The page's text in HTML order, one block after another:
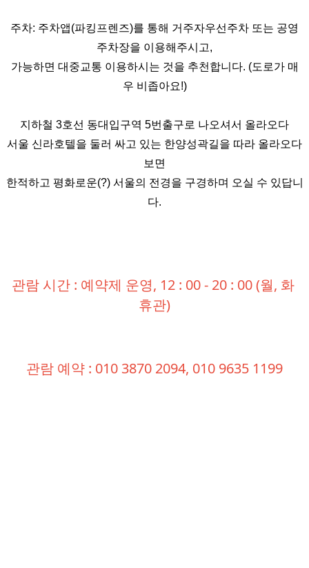
주차: 주차앱(파킹프렌즈)를 통해 거주자우선주차 또는 공영
주차장을 이용해주시고,
가능하면 대중교통 이용하시는 것을 추천합니다. (도로가 매
우 비좁아요!)
지하철 3호선 동대입구역 5번출구로 나오셔서 올라오다
서울 신라호텔을 둘러 싸고 있는 한양성곽길을 따라 올라오다
보면
한적하고 평화로운(?) 서울의 전경을 구경하며 오실 수 있답니
다.
관람 시간 : 예약제 운영, 12 : 00 - 20 : 00 (월, 화
휴관)
관람 예약 : 010 3870 2094, 010 9635 1199